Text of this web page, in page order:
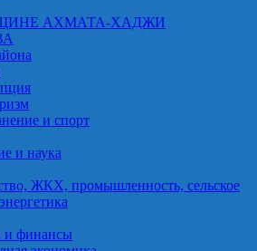
АХМАТА-ХАДЖИ
и спорт
и наука
ЖКХ, промышленность, сельское
и финансы